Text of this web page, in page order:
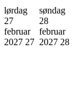
lørdag
27
februar
2027 27
søndag
28
februar
2027 28